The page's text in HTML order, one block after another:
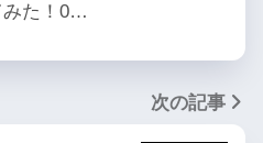
みた！0…
次の記事